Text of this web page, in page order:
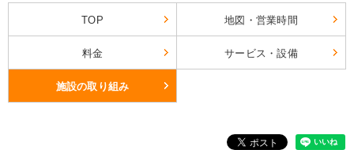
TOP 地図・営業時間
料金 サービス・設備
施設の取り組み